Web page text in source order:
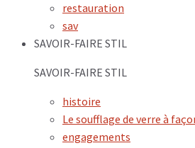
restauration
sav
SAVOIR-FAIRE STIL
SAVOIR-FAIRE STIL
histoire
Le soufflage de verre à
engagements